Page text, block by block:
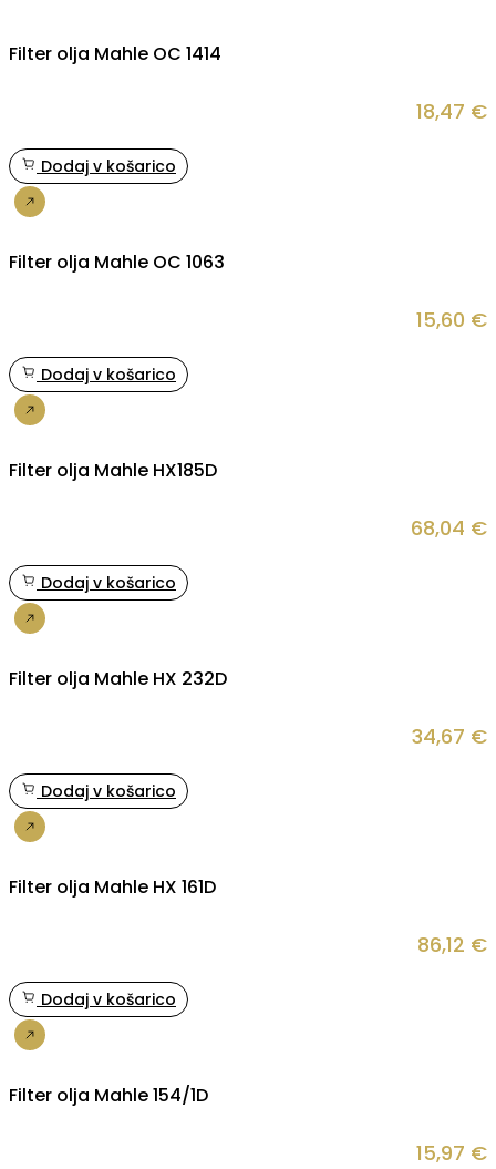
Filter olja Mahle OC 1414
18,47 €
Dodaj v košarico
Filter olja Mahle OC 1063
15,60 €
Dodaj v košarico
Filter olja Mahle HX185D
68,04 €
Dodaj v košarico
Filter olja Mahle HX 232D
34,67 €
Dodaj v košarico
Filter olja Mahle HX 161D
86,12 €
Dodaj v košarico
Filter olja Mahle 154/1D
15,97 €